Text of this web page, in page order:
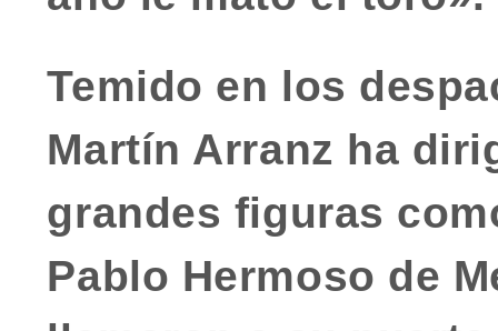
Temido en los
Martín Arranz ha
grandes figuras
Pablo Hermoso de